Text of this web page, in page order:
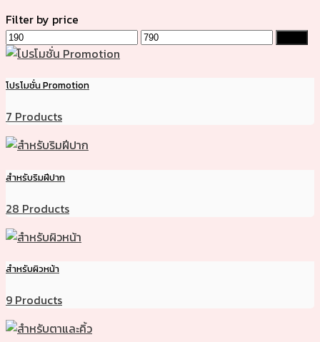
Filter by price
Min
price
Max
โปรโมชั่น Promotion
7 Products
สำหรับริมฝีปาก
28 Products
สำหรับผิวหน้า
9 Products